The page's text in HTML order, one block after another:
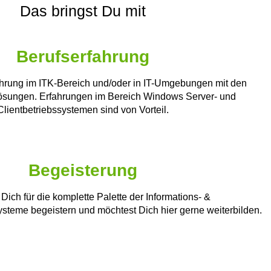
Das bringst Du mit
Berufserfahrung
im ITK-Bereich und/oder in IT-Umgebungen mit den
Erfahrungen im Bereich Windows Server- und
sind von Vorteil.
Begeisterung
für die komplette Palette der Informations- &
begeistern und möchtest Dich hier gerne weiterbilden.